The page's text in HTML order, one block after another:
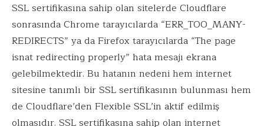
SSL sertifikasına sahip olan sitelerde Cloudflare
sonrasında Chrome tarayıcılarda “ERR_TOO_MANY-
REDIRECTS” ya da Firefox tarayıcılarda “The page
isnat redirecting properly” hata mesajı ekrana
gelebilmektedir. Bu hatanın nedeni hem internet
sitesine tanımlı bir SSL sertifikasının bulunması hem
de Cloudflare’den Flexible SSL’in aktif edilmiş
olmasıdır. SSL sertifikasına sahip olan internet